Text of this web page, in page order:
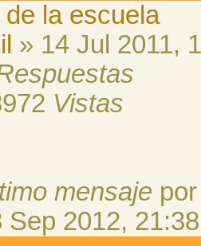
de la escuela
» 14 Jul 2011,
Vistas
mensaje
Sep 2012, 21:38